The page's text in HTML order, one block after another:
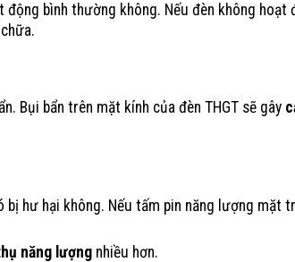
bình thường không. Nếu đèn không hoạt
Bụi bẩn trên mặt kính của đèn THGT sẽ gây
hư hại không. Nếu tấm pin năng lượng mặt
năng lượng nhiều hơn.